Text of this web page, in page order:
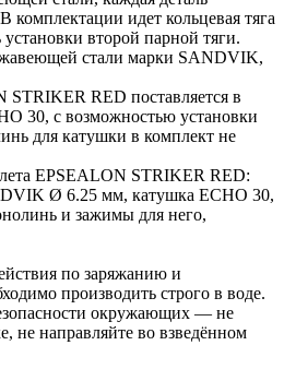
комплектации идет кольцевая тяга
второй парной тяги.
стали марки SANDVIK,
STRIKER RED поставляется в
30, с возможностью установки
для катушки в комплект не
EPSEALON STRIKER RED:
Ø 6.25 мм, катушка ECHO 30,
и зажимы для него,
по заряжанию и
производить строго в воде.
окружающих — не
не направляйте во взведённом